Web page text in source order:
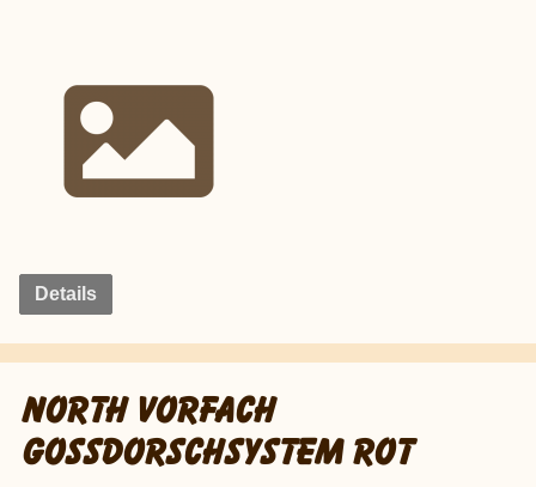
Details
NORTH VORFACH
GOSSDORSCHSYSTEM ROT